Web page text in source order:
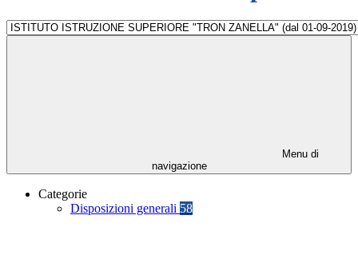
Menu di
navigazione
Categorie
Disposizioni generali 58